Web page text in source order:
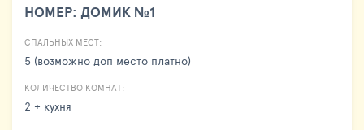
НОМЕР: ДОМИК №1
СПАЛЬНЫХ МЕСТ:
5 (возможно доп место платно)
КОЛИЧЕСТВО КОМНАТ:
2 + кухня